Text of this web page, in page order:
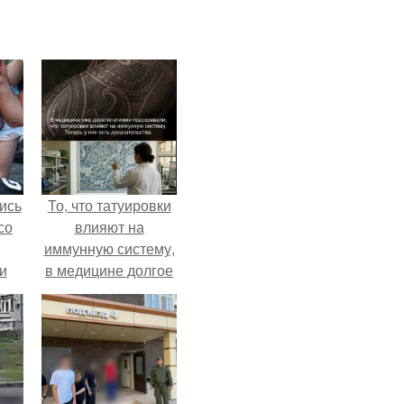
То, что татуировки
влияют на
иммунную систему,
в медицине долгое
время
рассматривалось
лишь как гипотеза.